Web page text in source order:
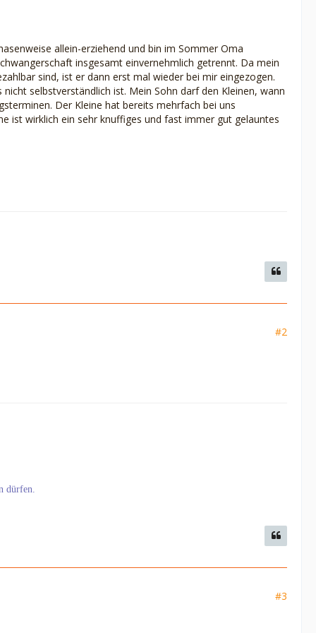
allein-erziehend und bin im Sommer Oma
insgesamt einvernehmlich getrennt. Da mein
sind, ist er dann erst mal wieder bei mir eingezogen.
selbstverständlich ist. Mein Sohn darf den Kleinen, wann
Der Kleine hat bereits mehrfach bei uns
ist wirklich ein sehr knuffiges und fast immer gut gelauntes
#2
dürfen.
#3